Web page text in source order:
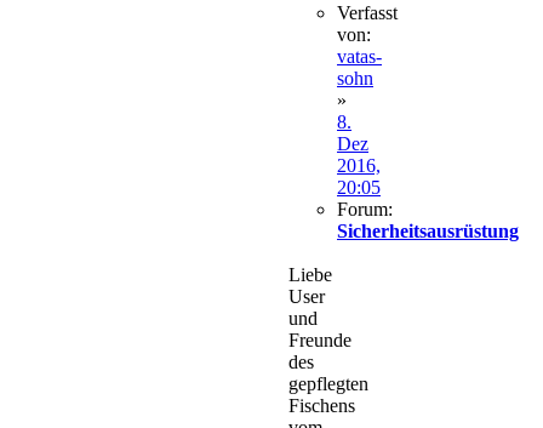
Verfasst
von:
vatas-
sohn
»
8.
Dez
2016,
20:05
Forum:
Sicherheitsausrüstung
Liebe
User
und
Freunde
des
gepflegten
Fischens